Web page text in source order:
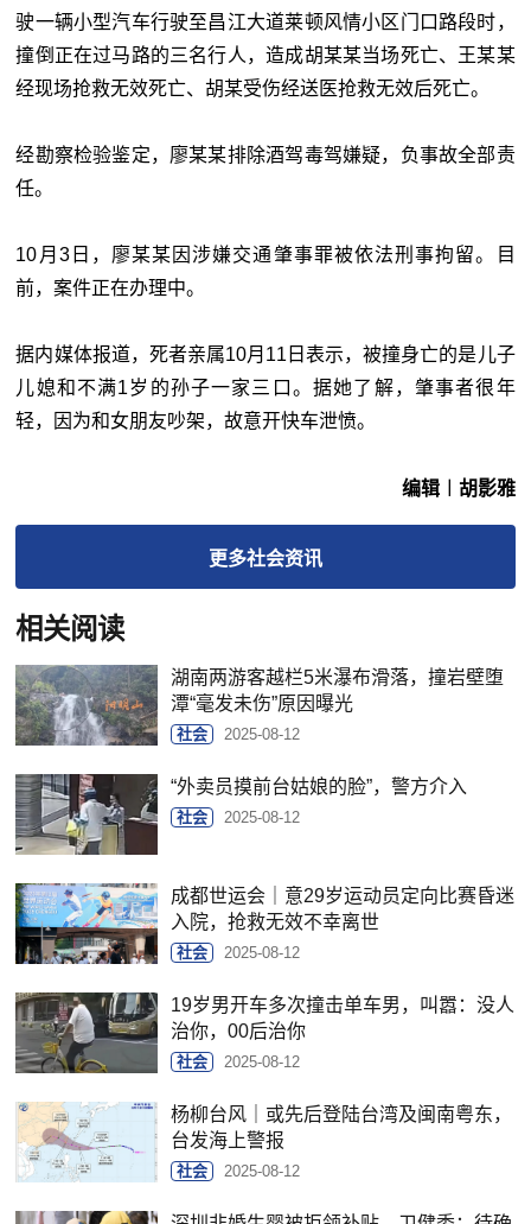
驶一辆小型汽车行驶至昌江大道莱顿风情小区门口路段时，
撞倒正在过马路的三名行人，造成胡某某当场死亡、王某某
经现场抢救无效死亡、胡某受伤经送医抢救无效后死亡。
经勘察检验鉴定，廖某某排除酒驾毒驾嫌疑，负事故全部责
任。
10月3日，廖某某因涉嫌交通肇事罪被依法刑事拘留。目
前，案件正在办理中。
据内媒体报道，死者亲属10月11日表示，被撞身亡的是儿子
儿媳和不满1岁的孙子一家三口。据她了解，肇事者很年
轻，因为和女朋友吵架，故意开快车泄愤。
编辑︱胡影雅
更多社会资讯
相关阅读
湖南两游客越栏5米瀑布滑落，撞岩壁堕
潭“毫发未伤”原因曝光
社会 2025-08-12
“外卖员摸前台姑娘的脸”，警方介入
社会 2025-08-12
成都世运会｜意29岁运动员定向比赛昏迷
入院，抢救无效不幸离世
社会 2025-08-12
19岁男开车多次撞击单车男，叫嚣：没人
治你，00后治你
社会 2025-08-12
杨柳台风｜或先后登陆台湾及闽南粤东，
台发海上警报
社会 2025-08-12